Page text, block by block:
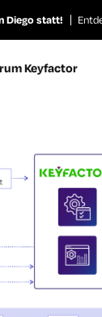
Diego statt!
Keyfactor